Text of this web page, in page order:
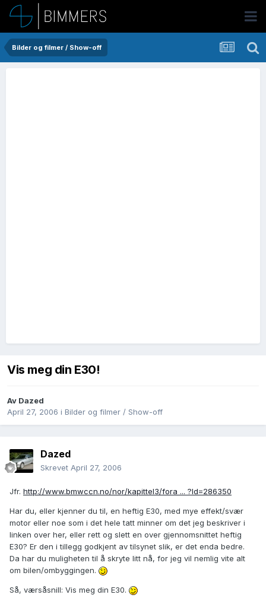
Bilder og filmer / Show-off
Vis meg din E30!
Av Dazed
April 27, 2006 i Bilder og filmer / Show-off
Dazed
Skrevet April 27, 2006
Jfr. http://www.bmwccn.no/nor/kapittel3/fora ... ?Id=286350
Har du, eller kjenner du til, en heftig E30, med mye effekt/svær
motor eller noe som i det hele tatt minner om det jeg beskriver i
linken over her, eller rett og slett en over gjennomsnittet heftig
E30? Er den i tillegg godkjent av tilsynet slik, er det enda bedre.
Da har du muligheten til å skryte litt nå, for jeg vil nemlig vite alt
om bilen/ombyggingen.
Så, værsåsnill: Vis meg din E30.